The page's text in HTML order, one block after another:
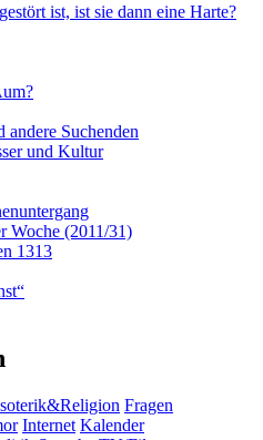
ist, ist sie dann eine Harte?
andere Suchenden
und Kultur
Woche (2011/31)
1313
Fragen
Internet Kalender